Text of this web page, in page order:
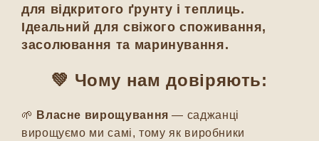
для відкритого ґрунту і теплиць.
Ідеальний для свіжого споживання,
засолювання та маринування.
💚 Чому нам довіряють:
🌱 Власне вирощування — саджанці
вирощуємо ми самі, тому як виробники